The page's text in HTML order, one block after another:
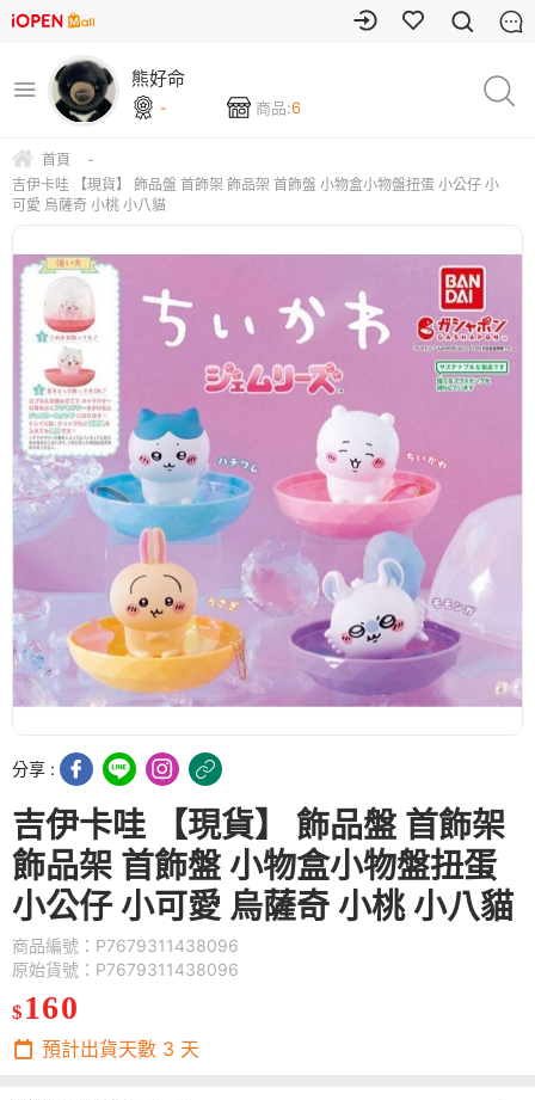
熊好命
- 商品:6
首頁
-
吉伊卡哇 【現貨】 飾品盤 首飾架 飾品架 首飾盤 小物盒小物盤扭蛋 小公仔 小
可愛 烏薩奇 小桃 小八貓
分享 :
吉伊卡哇 【現貨】 飾品盤 首飾架
飾品架 首飾盤 小物盒小物盤扭蛋
小公仔 小可愛 烏薩奇 小桃 小八貓
商品編號：P7679311438096
原始貨號：P7679311438096
$ 160
預計出貨天數 3 天